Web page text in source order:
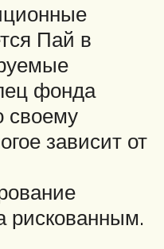
Пай в
фонда
своему
зависит от
рискованным.